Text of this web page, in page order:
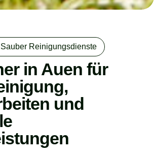
Reinigungsdienste
in Auen für
und